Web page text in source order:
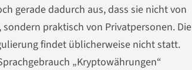
gerade dadurch aus, dass sie nicht von
praktisch von Privatpersonen. Die
findet üblicherweise nicht statt.
„Kryptowährungen“